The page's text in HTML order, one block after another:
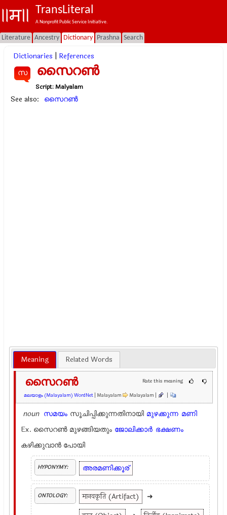
TransLiteral
A Nonprofit Public Service Initiative.
Literature Ancestry Dictionary Prashna Search
Dictionaries References
സ സൈറണ്‍
Script:Malyalam
See also: സൈറണ്‍
Meaning Related Words
Rate this meaning
സൈറണ്‍
മലയാളം (Malayalam) WordNet | Malayalam Malayalam | |
noun സമയം സൂചിപ്പിക്കുന്നതിനായി മുഴക്കുന്ന മണി
Ex. സൈറണ്‍ മുഴങ്ങിയതും ജോലിക്കാര്‍ ഭക്ഷണം
കഴിക്കുവാന്‍ പോയി
HYPONYMY: അരമണിക്കൂര്
ONTOLOGY: मानवकृति (Artifact)
➜